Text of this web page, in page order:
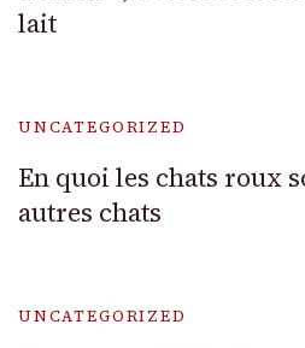
lait
UNCATEGORIZED
En quoi les chats roux
autres chats
UNCATEGORIZED